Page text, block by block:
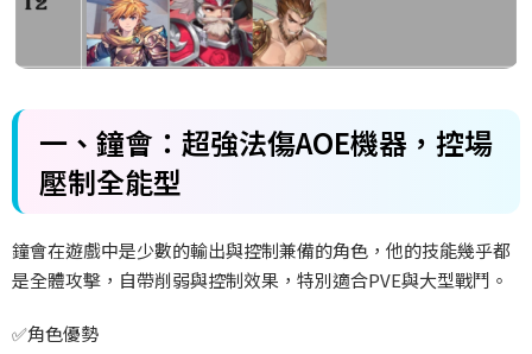
一、鐘會：超強法傷AOE機器，控場
壓制全能型
鐘會在遊戲中是少數的輸出與控制兼備的角色，他的技能幾乎都
是全體攻擊，自帶削弱與控制效果，特別適合PVE與大型戰鬥。
✅角色優勢